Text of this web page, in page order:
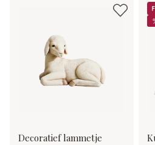
Decoratief lammetje